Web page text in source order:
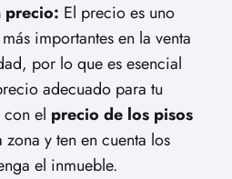
precio: El precio es uno
importantes en la venta
por lo que es esencial
adecuado para tu
el precio de los pisos
zona y ten en cuenta los
el inmueble.